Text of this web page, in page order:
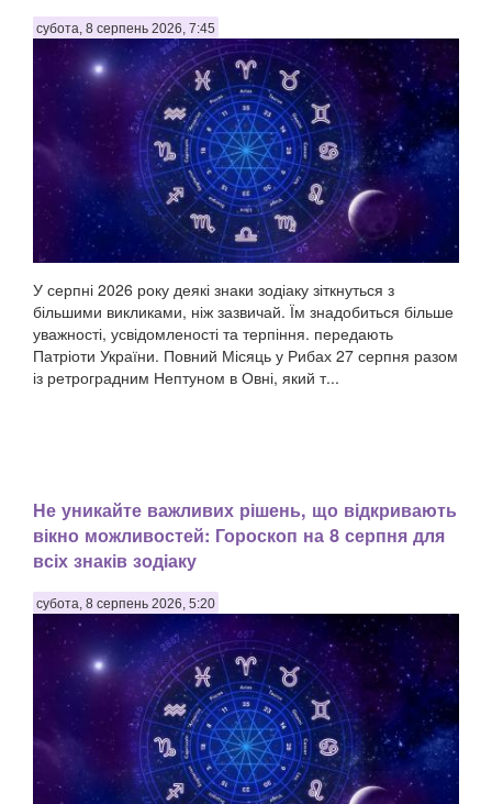
субота, 8 серпень 2026, 7:45
У серпні 2026 року деякі знаки зодіаку зіткнуться з
більшими викликами, ніж зазвичай. Їм знадобиться більше
уважності, усвідомленості та терпіння. передають
Патріоти України. Повний Місяць у Рибах 27 серпня разом
із ретроградним Нептуном в Овні, який т...
Не уникайте важливих рішень, що відкривають
вікно можливостей: Гороскоп на 8 серпня для
всіх знаків зодіаку
субота, 8 серпень 2026, 5:20